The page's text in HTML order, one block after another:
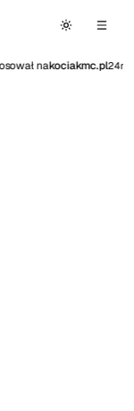
nakociakmc.pl24min